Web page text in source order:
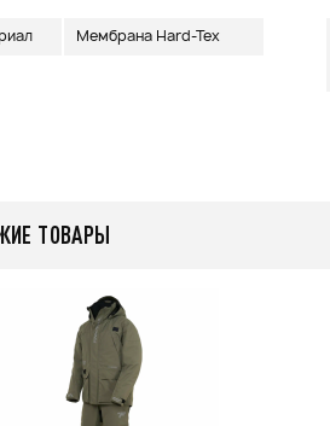
Мембрана Hard-Tex
ТОВАРЫ